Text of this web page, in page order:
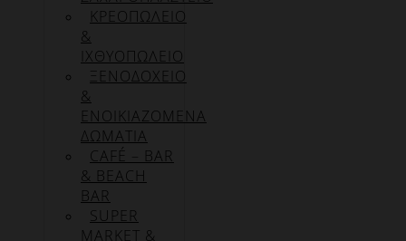
ΚΡΕΟΠΩΛΕΙΟ
&
ΙΧΘΥΟΠΩΛΕΙΟ
ΞΕΝΟΔΟΧΕΙΟ
&
ΕΝΟΙΚΙΑΖΟΜΕΝΑ
ΔΩΜΑΤΙΑ
CAFÉ – BAR
& BEACH
BAR
SUPER
MARKET &